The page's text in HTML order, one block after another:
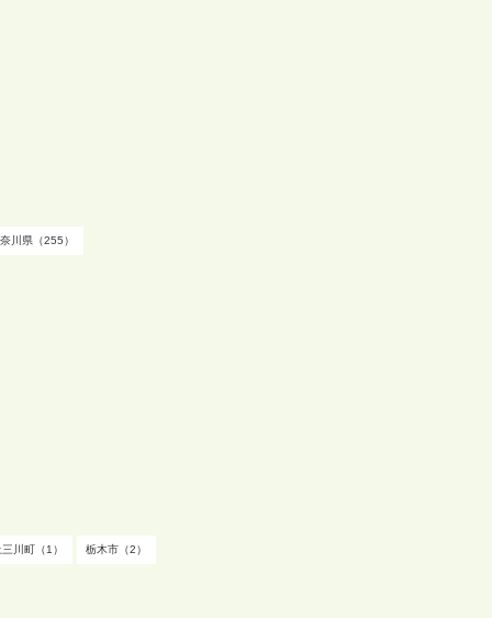
川県（255）
川町（1） 栃木市（2）